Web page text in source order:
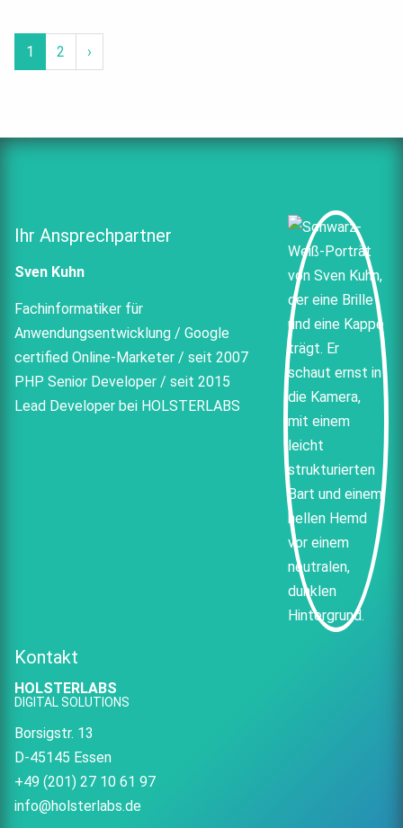
1 2 ›
Ihr Ansprechpartner
Sven Kuhn
Fachinformatiker für
Anwendungsentwicklung / Google
certified Online-Marketer / seit 2007
PHP Senior Developer / seit 2015
Lead Developer bei HOLSTERLABS
Kontakt
HOLSTERLABS
DIGITAL SOLUTIONS
Borsigstr. 13
D-45145 Essen
+49 (201) 27 10 61 97
info@holsterlabs.de